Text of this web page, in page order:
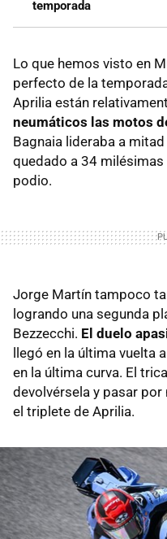
temporada
Lo que hemos visto en
perfecto de la
Aprilia están
neumáticos las motos
Bagnaia lideraba a
quedado a 34
podio.
Jorge Martín tampoco
logrando una segunda
Bezzecchi. El duelo
llegó en la última vuelta
en la última curva. El
devolvérsela y pasar
el triplete de Aprilia.